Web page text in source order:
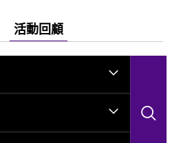
子勇擔任編劇；創作團隊仲包
思達、執行編導何滔同王彭、
裝設計陽東霖、視覺總監王
威、古力加娜提·沙塔爾、付陽
驥、燈光設計劉釗、造型設計
眾內地資深藝術家。今次演出
舞團同新疆師範大學年輕舞者
活動回顧